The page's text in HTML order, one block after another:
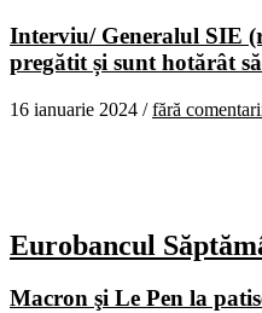
Interviu/ Generalul SIE
pregătit și sunt hotărât
16 ianuarie 2024 /fără
Eurobancul
Macron şi Le Pen la